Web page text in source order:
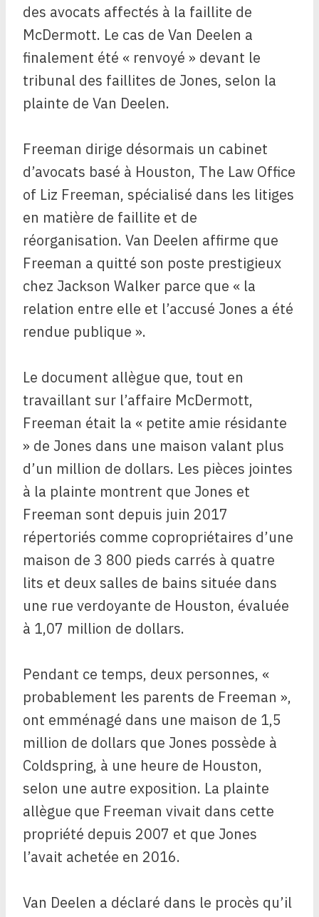
des avocats affectés à la faillite de
McDermott. Le cas de Van Deelen a
finalement été « renvoyé » devant le
tribunal des faillites de Jones, selon la
plainte de Van Deelen.
Freeman dirige désormais un cabinet
d’avocats basé à Houston, The Law Office
of Liz Freeman, spécialisé dans les litiges
en matière de faillite et de
réorganisation. Van Deelen affirme que
Freeman a quitté son poste prestigieux
chez Jackson Walker parce que « la
relation entre elle et l’accusé Jones a été
rendue publique ».
Le document allègue que, tout en
travaillant sur l’affaire McDermott,
Freeman était la « petite amie résidante
» de Jones dans une maison valant plus
d’un million de dollars. Les pièces jointes
à la plainte montrent que Jones et
Freeman sont depuis juin 2017
répertoriés comme copropriétaires d’une
maison de 3 800 pieds carrés à quatre
lits et deux salles de bains située dans
une rue verdoyante de Houston, évaluée
à 1,07 million de dollars.
Pendant ce temps, deux personnes, «
probablement les parents de Freeman »,
ont emménagé dans une maison de 1,5
million de dollars que Jones possède à
Coldspring, à une heure de Houston,
selon une autre exposition. La plainte
allègue que Freeman vivait dans cette
propriété depuis 2007 et que Jones
l’avait achetée en 2016.
Van Deelen a déclaré dans le procès qu’il